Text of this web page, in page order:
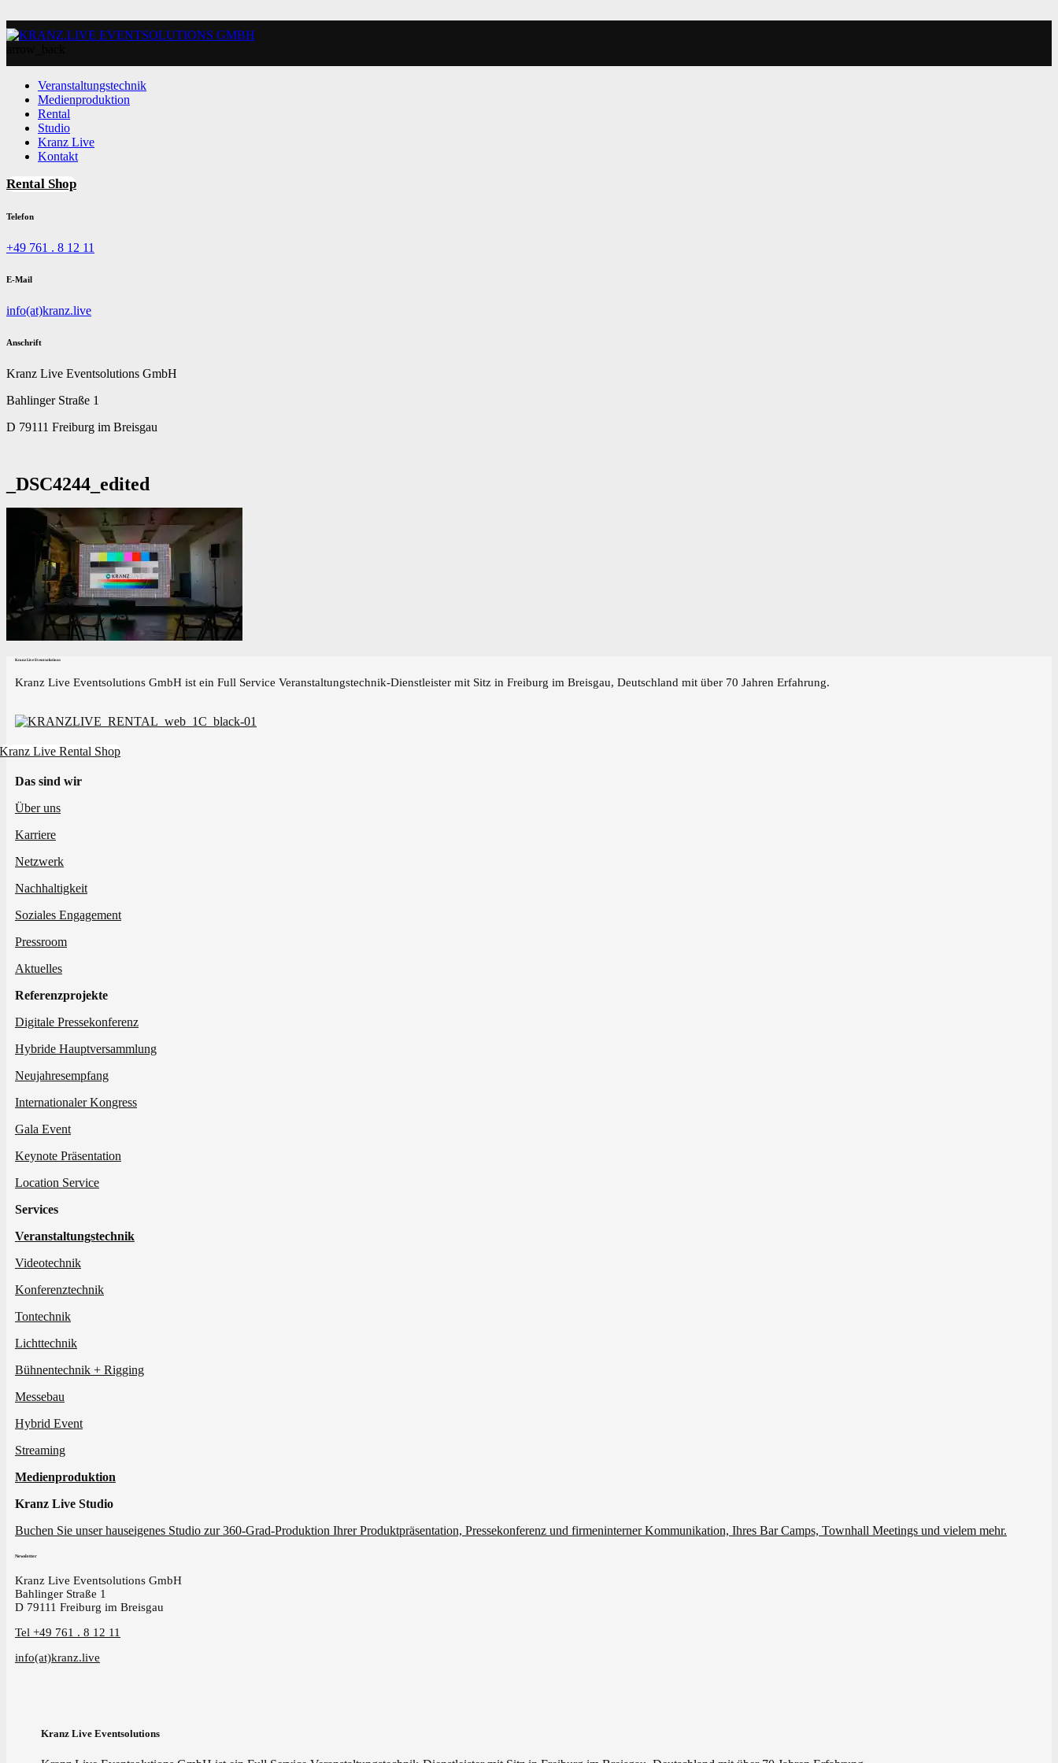
Veranstaltungstechnik
Medienproduktion
Rental
Studio
Kranz Live
Kontakt
Rental Shop
Telefon
+49 761 . 8 12 11
E-Mail
info(at)kranz.live
Anschrift
Kranz Live Eventsolutions GmbH
Bahlinger Straße 1
D 79111 Freiburg im Breisgau
_DSC4244_edited
Kranz Live Eventsolutions
Kranz Live Eventsolutions GmbH ist ein Full Service Veranstaltungstechnik-Dienstleister mit Sitz in Freiburg im Breisgau, Deutschland mit über 70 Jahren Erfahrung.
Kranz Live Rental Shop
Das sind wir
Über uns
Karriere
Netzwerk
Nachhaltigkeit
Soziales Engagement
Pressroom
Aktuelles
Referenzprojekte
Digitale Pressekonferenz
Hybride Hauptversammlung
Neujahresempfang
Internationaler Kongress
Gala Event
Keynote Präsentation
Location Service
Services
Veranstaltungstechnik
Videotechnik
Konferenztechnik
Tontechnik
Lichttechnik
Bühnentechnik + Rigging
Messebau
Hybrid Event
Streaming
Medienproduktion
Kranz Live Studio
Buchen Sie unser hauseigenes Studio zur 360-Grad-Produktion Ihrer Produktpräsentation, Pressekonferenz und firmeninterner Kommunikation, Ihres Bar Camps, Townhall Meetings und vielem mehr.
Newsletter
Kranz Live Eventsolutions GmbH
Bahlinger Straße 1
D 79111 Freiburg im Breisgau
Tel +49 761 . 8 12 11
info(at)kranz.live
Kranz Live Eventsolutions